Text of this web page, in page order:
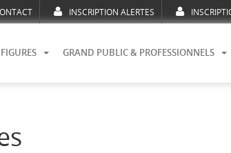
INSCRIPTION ALERTES
GRAND PUBLIC & PROFESSIONNELS